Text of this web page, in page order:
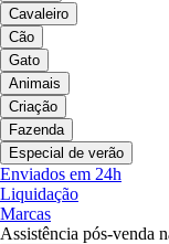
Cavaleiro
Cão
Gato
Animais
Criação
Fazenda
Especial de verão
Enviados em 24h
Liquidação
Marcas
Assistência pós-venda